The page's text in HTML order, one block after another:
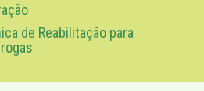
de Reabilitação para